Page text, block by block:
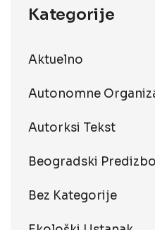
Kategorije
Aktuelno
Autonomne
Autorksi Tekst
Beogradski
Bez Kategorije